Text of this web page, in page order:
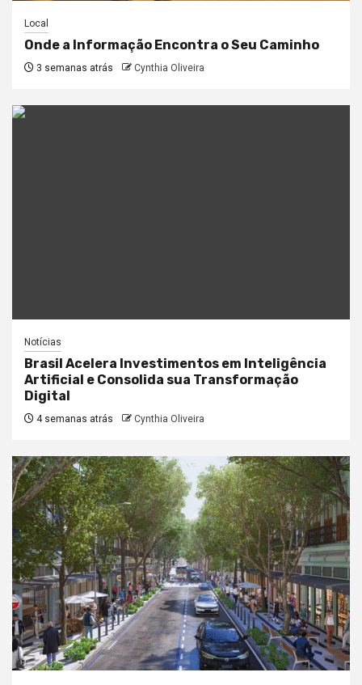
Local
Onde a Informação Encontra o Seu Caminho
3 semanas atrás Cynthia Oliveira
Notícias
Brasil Acelera Investimentos em Inteligência
Artificial e Consolida sua Transformação
Digital
4 semanas atrás Cynthia Oliveira